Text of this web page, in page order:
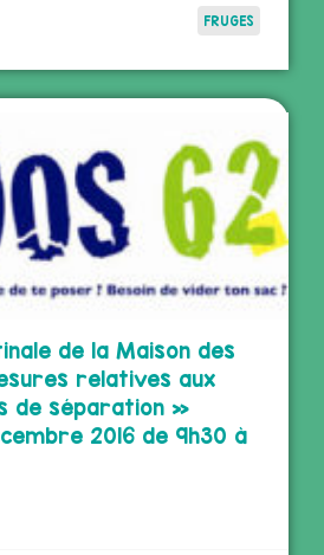
FRUGES
de la Maison des
relatives aux
de séparation »
2016 de 9h30 à